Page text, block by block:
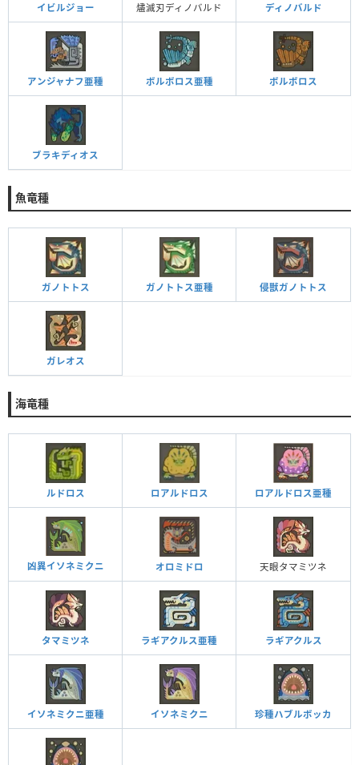
イビルジョー 燼滅刃ディノバルド ディノバルド
アンジャナフ亜種 ボルボロス亜種 ボルボロス
ブラキディオス
魚竜種
ガノトトス ガノトトス亜種 侵獣ガノトトス
ガレオス
海竜種
ルドロス ロアルドロス ロアルドロス亜種
凶異イソネミクニ オロミドロ 天眼タマミツネ
タマミツネ ラギアクルス亜種 ラギアクルス
イソネミクニ亜種 イソネミクニ 珍種ハブルボッカ